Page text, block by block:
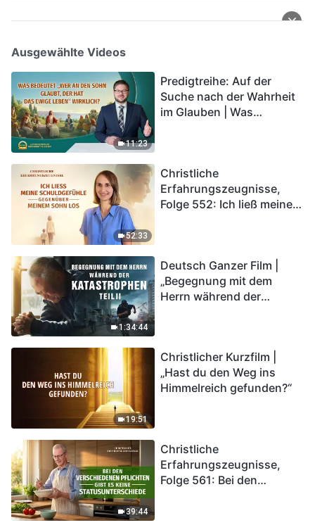
Ausgewählte Videos
11:23
Predigtreihe: Auf der
Suche nach der Wahrheit
im Glauben | Was
52:33
Christliche
Erfahrungszeugnisse,
Folge 552: Ich ließ meine
1:34:44
Deutsch Ganzer Film |
„Begegnung mit dem
Herrn während der
in das Königreich Gottes
eintreten?
19:51
Christlicher Kurzfilm |
„Hast du den Weg ins
Himmelreich gefunden?“
39:44
Christliche
Erfahrungszeugnisse,
Folge 561: Bei den